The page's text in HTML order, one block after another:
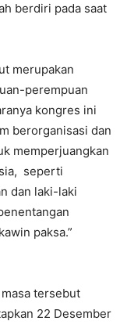
berdiri pada saat
merupakan
perempuan
kongres ini
berorganisasi dan
memperjuangkan
seperti
dan laki-laki
paksa.”
tersebut
22 Desember